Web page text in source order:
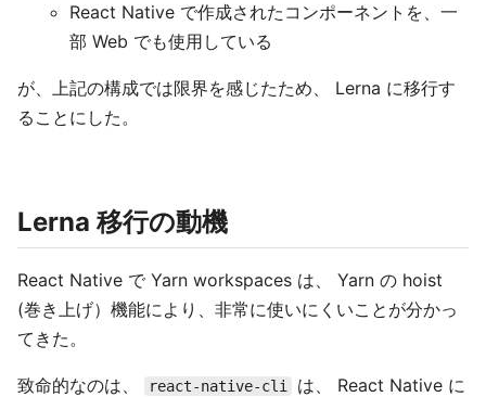
React Native で作成されたコンポーネントを、一
部 Web でも使用している
が、上記の構成では限界を感じたため、 Lerna に移行す
ることにした。
Lerna 移行の動機
React Native で Yarn workspaces は、 Yarn の hoist
(巻き上げ）機能により、非常に使いにくいことが分かっ
てきた。
致命的なのは、 react-native-cli
は、 React Native に